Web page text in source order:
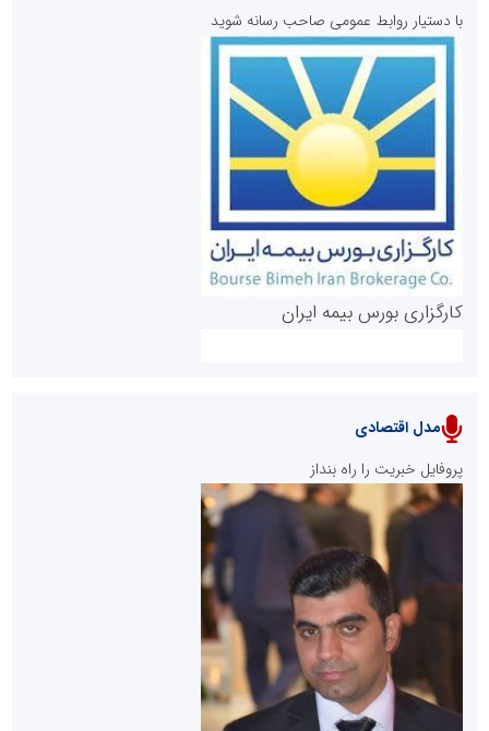
روابط عمومی خبرگزاری گزارش خبر
پایگاه خبری نهضت ملی مسکن
با دستیار روابط عمومی صاحب رسانه شوید
کارگزاری بورس بیمه ایران
سازمان بورس و اوراق بهادار
مرجع اخبار موثق در بازارسرمایه
مدل اقتصادی
پروفایل خبریت را راه بنداز